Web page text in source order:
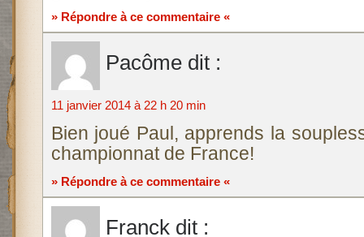
» Répondre à ce commentaire «
Pacôme dit :
11 janvier 2014 à 22 h 20 min
Bien joué Paul, apprends la
championnat de France!
» Répondre à ce commentaire «
Franck dit :